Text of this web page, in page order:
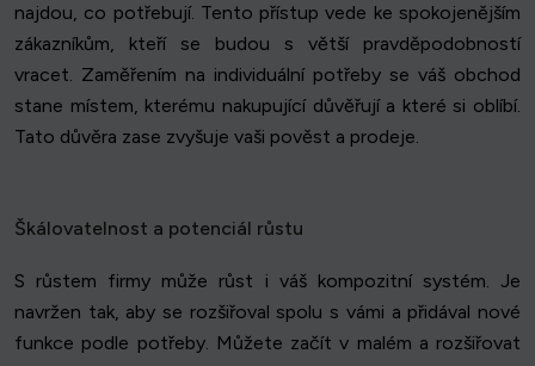
najdou, co potřebují. Tento přístup vede ke spokojenějším
zákazníkům, kteří se budou s větší pravděpodobností
vracet. Zaměřením na individuální potřeby se váš obchod
stane místem, kterému nakupující důvěřují a které si oblíbí.
Tato důvěra zase zvyšuje vaši pověst a prodeje.
Škálovatelnost a potenciál růstu
S růstem firmy může růst i váš kompozitní systém. Je
navržen tak, aby se rozšiřoval spolu s vámi a přidával nové
funkce podle potřeby. Můžete začít v malém a rozšiřovat